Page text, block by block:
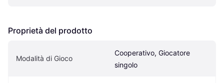
Proprietà del prodotto
Modalità di Gioco
Cooperativo, Giocatore
singolo